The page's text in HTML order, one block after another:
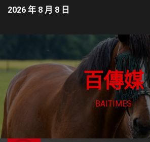
2026 年 8 月 8 日
百傳媒
BAITIMES